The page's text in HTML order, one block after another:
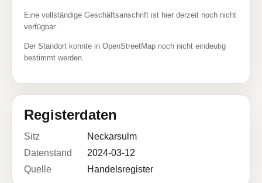
Eine vollständige Geschäftsanschrift ist hier derzeit noch nicht
verfügbar.
Der Standort konnte in OpenStreetMap noch nicht eindeutig
bestimmt werden.
Registerdaten
Sitz
Neckarsulm
Datenstand
2024-03-12
Quelle
Handelsregister